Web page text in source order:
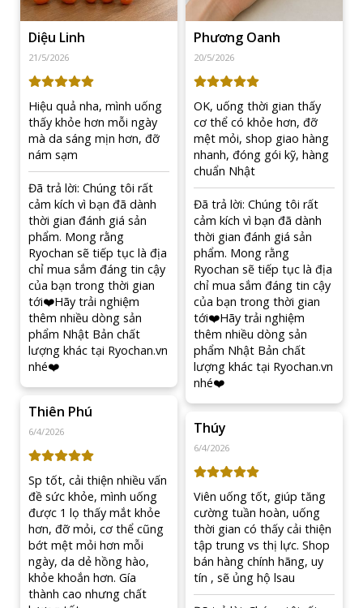
Milagroag
Công thức đa dưỡng chất, hỗ trợ toàn diện từ
bên trong:
Sự kết hợp giữa các hoạt chất chống
oxy hóa và dưỡng chất thiết yếu giúp hỗ trợ thanh
lọc, duy trì trạng thái cân bằng của cơ thể. Sản
phẩm hỗ trợ đồng thời nhiều vấn đề sức khỏe như
gan thận, làn da, não bộ và thị lực.
Phù hợp với lối sống hiện đại, giúp chăm sóc
sức khỏe toàn diện:
Đáp ứng nhu cầu bổ sung
dinh dưỡng hằng ngày cho người bận rộn, giúp duy
trì thể trạng ổn định và hỗ trợ làm chậm quá trình lão
hóa theo thời gian.
Sử dụng tiện lợi, dễ bổ sung hàng ngày:Dạng
viên uống tiện lợi, dễ sử dụng, phù hợp để bổ sung
đều đặn mỗi ngày, giúp chăm sóc sức khỏe một
cách hiệu quả.
Sản xuất theo tiêu chuẩn chất lượng Nhật Bản:
Được sản xuất theo quy trình kiểm soát nghiêm ngặt
tại Nhật Bản, mang lại sự an tâm và độ tin cậy khi sử
dụng lâu dài.
Lưu Ý Khi Sử Dụng Viên Uống Hỗ Trợ Thải Độc,
Lọc Máu Re Milagroag
Để đảm bảo an toàn và đạt hiệu quả tốt nhất, người dùng
nên tuân thủ đúng hướng dẫn sử dụng và các khuyến
nghị đi kèm trong quá trình sử dụng sản phẩm.
Sản phẩm là thực phẩm hỗ trợ sức khỏe, không phải